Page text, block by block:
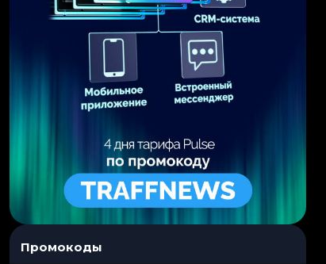
Промокоды